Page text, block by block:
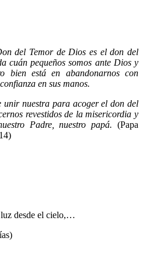
del Temor de Dios es el don del
cuán pequeños somos ante Dios y
bien está en abandonarnos con
en sus manos.
unir nuestra para acoger el don del
revestidos de la misericordia y
Padre, nuestro papá. (Papa
desde el cielo,…